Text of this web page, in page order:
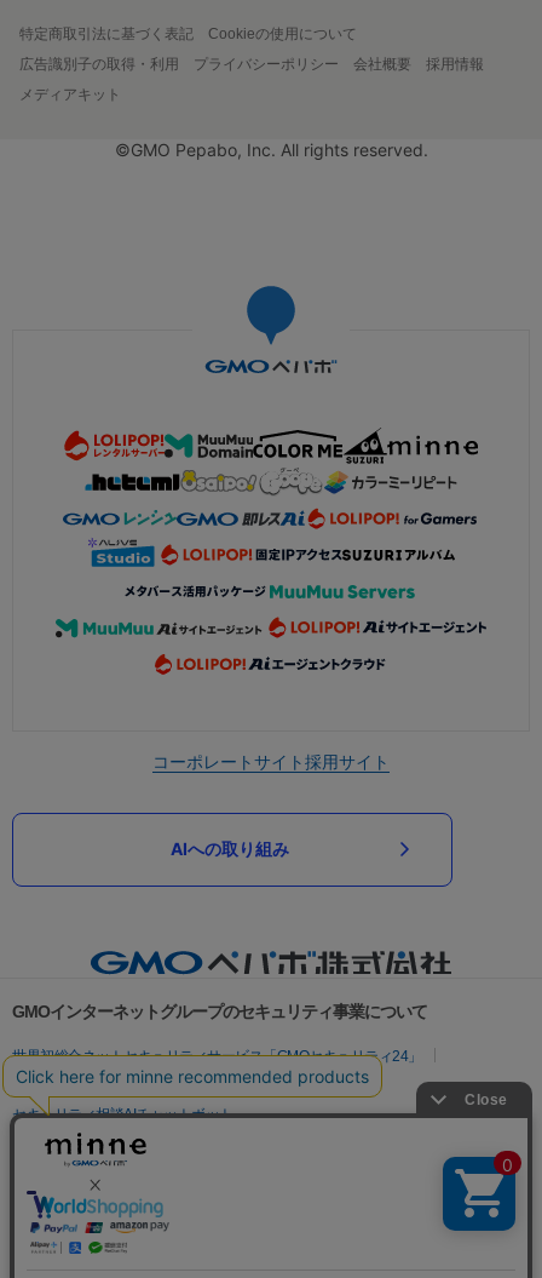
特定商取引法に基づく表記
Cookieの使用について
広告識別子の取得・利用
プライバシーポリシー 会社概要
採用情報
メディアキット
©GMO Pepabo, Inc. All rights reserved.
コーポレートサイト採用サイト
AIへの取り組み
GMOインターネットグループのセキュリティ事業について
世界初総合ネットセキュリティサービス「GMOセキュリティ24」
パスワード漏洩診断
Webサイトリスク診断
セキュリティ相談AIチャットボット
実在証明・盗聴対策
サイバー攻撃対策（GMO Flatt Security）
セキュリティ事業の軌跡